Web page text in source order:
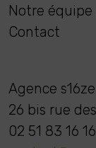
Notre équipe
Contact
Agence s16ze
26 bis rue
02 51 83 16 16